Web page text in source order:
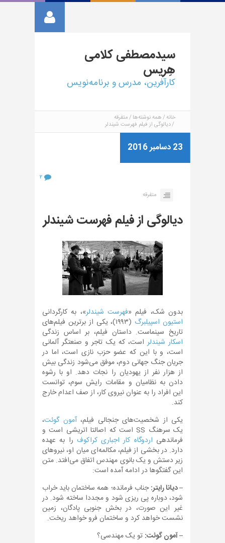
سیدمصطفیکلامی
هِریس
کارآفرین، مدرس و برنامه‌نویس
خانه همه نوشته‌ها متفرقه
دیالوگی از فیلم فهرست شیندلر
23 دسامبر 2016
۲
متفرقه
دیالوگی از فیلم فهرست شیندلر
بدون شک، فیلم «فهرست شیندلر»، به کارگردانی
استیون اسپیلبرگ
(۱۹۹۳)، یکی از برترین فیلم‌های
تاریخ سینماست. داستان فیلم، بر اساس زندگی
اسکار شیندلراست، که یک تاجر و صنعتگر آلمانی
است، و با این که عضو حزب نازی است، اما در
جریان جنگ جهانی دوم، موفق می‌شود زندگی بیش
از هزار نفر از یهودیان را نجات دهد. او با رشوه
دادن به نظامیان و مقامات رایش سوم، توانست
این افراد را به عنوان نیروی کار، از صف اعدام خارج
کند.
یکی از شخصیت‌های جنجالی فیلم،آمون گوئت،
یک سرهنگ SS است که اصالتا اتریشی است و
فرماندهی اردوگاه کار اجباری کراکوف را به عهده
دارد. در بخشی از فیلم، مکالمه‌ای میان او، نیروهای
زیر دستش و یک بانوی مهندس اتفاق می‌افتد. متن
این گفتگوها در ادامه آمده است:
– دیانا رایتر:جناب فرمانده؛ همه ساختمان باید خراب
شود، دوباره پی ریزی شود و مجددا ساخته شود. در
غیر این صورت، در بخش جنوبی پادگان، زمین
نشست خواهد کرد و ساختمان فرو خواهد ریخت.
– آمون گوئت: تو یک مهندسی؟